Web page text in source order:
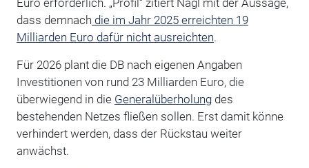
dass demnach die im Jahr 2025 erreichten 19
Milliarden Euro dafür nicht ausreichten.
Für 2026 plant die DB nach eigenen Angaben
Investitionen von rund 23 Milliarden Euro, die
überwiegend in die Generalüberholungdes
bestehenden Netzes fließen sollen. Erst damit könne
verhindert werden, dass der Rückstau weiter
anwächst.